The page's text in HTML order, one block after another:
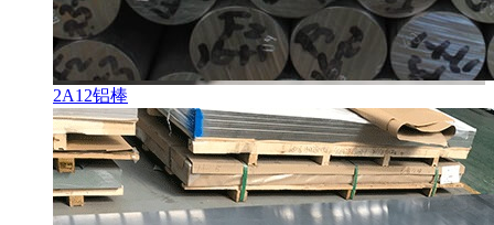
2A12铝棒